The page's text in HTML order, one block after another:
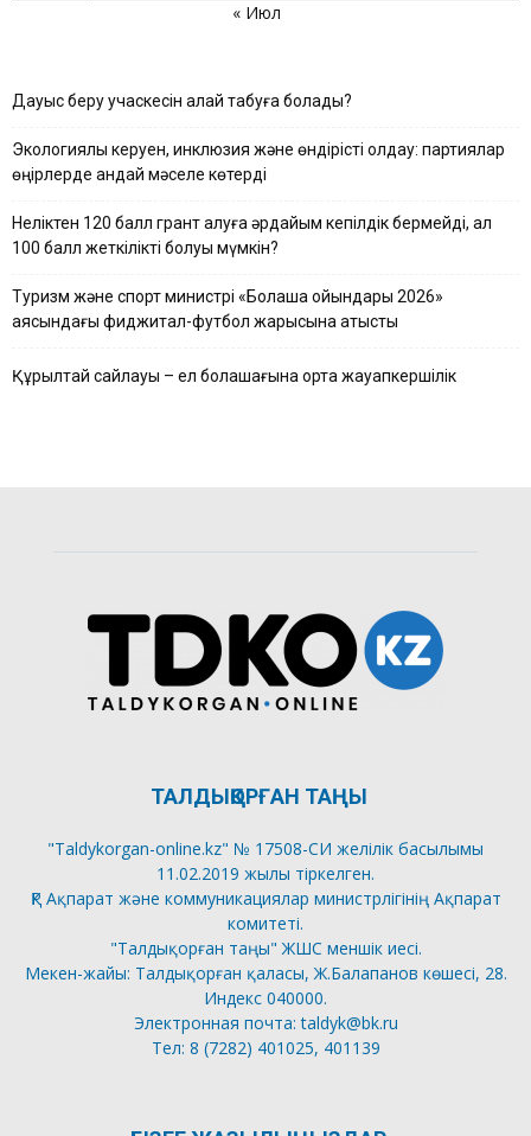
« Июл
Дауыс беру учаскесін қалай табуға болады?
Экологиялық керуен, инклюзия және өндірісті қолдау: партиялар
өңірлерде қандай мәселе көтерді
Неліктен 120 балл грант алуға әрдайым кепілдік бермейді, ал
100 балл жеткілікті болуы мүмкін?
Туризм және спорт министрі «Болашақ ойындары 2026»
аясындағы фиджитал-футбол жарысына қатысты
Құрылтай сайлауы – ел болашағына ортақ жауапкершілік
ТАЛДЫҚОРҒАН ТАҢЫ
"Taldykorgan-online.kz" № 17508-СИ желілік басылымы
11.02.2019 жылы тіркелген.
ҚР Ақпарат және коммуникациялар министрлігінің Ақпарат
комитеті.
"Талдықорған таңы" ЖШС меншік иесі.
Мекен-жайы: Талдықорған қаласы, Ж.Балапанов көшесі, 28.
Индекс 040000.
Электронная почта: taldyk@bk.ru
Тел: 8 (7282) 401025, 401139